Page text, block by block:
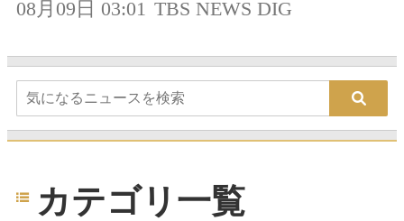
08月09日 03:01 TBS NEWS DIG
カテゴリ一覧